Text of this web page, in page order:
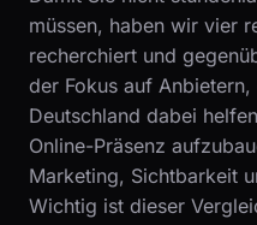
müssen, haben wir vier
recherchiert und
der Fokus auf
Deutschland dabei
Online-Präsenz
Marketing, Sichtbarkeit
Wichtig ist dieser